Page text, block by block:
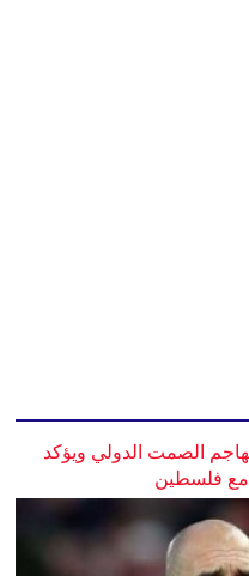
يهاجم الصمت الدولي ويؤكد
مع فلسطين